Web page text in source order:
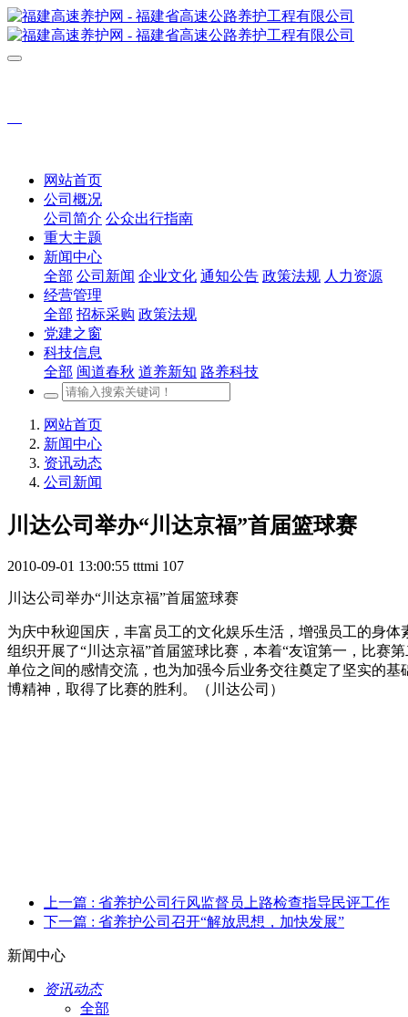
网站首页
公司概况
公司简介 公众出行指南
重大主题
新闻中心
全部 公司新闻 企业文化 通知公告 政策法规 人力资源
经营管理
全部 招标采购 政策法规
党建之窗
科技信息
全部 闽道春秋 道养新知 路养科技
网站首页
新闻中心
资讯动态
公司新闻
川达公司举办“川达京福”首届篮球赛
2010-09-01 13:00:55 tttmi 107
川达公司举办“川达京福”首届篮球赛
为庆中秋迎国庆，丰富员工的文化娱乐生活，增强员工的身
组织开展了“川达京福”首届篮球比赛，本着“友谊第一，比赛
单位之间的感情交流，也为加强今后业务交往奠定了坚实的
博精神，取得了比赛的胜利。（川达公司）
上一篇 : 省养护公司行风监督员上路检查指导民评工作
下一篇 : 省养护公司召开“解放思想，加快发展”
新闻中心
资讯动态
全部